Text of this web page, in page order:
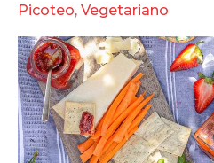
Picoteo, Vegetariano